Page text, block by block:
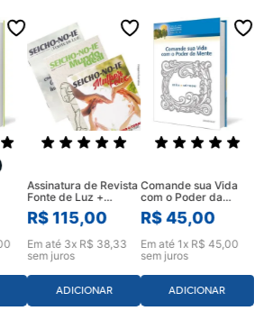
Assinatura de Revista
Fonte de Luz +
Mulher Feliz e Mundo
Ideal (12 meses)
R$ 115,00
Em até 3x R$ 38,33
sem juros
ADICIONAR
Comande sua Vida
com o Poder da
Mente
R$ 45,00
Em até 1 x R$ 45,00
sem juros
ADICIONAR